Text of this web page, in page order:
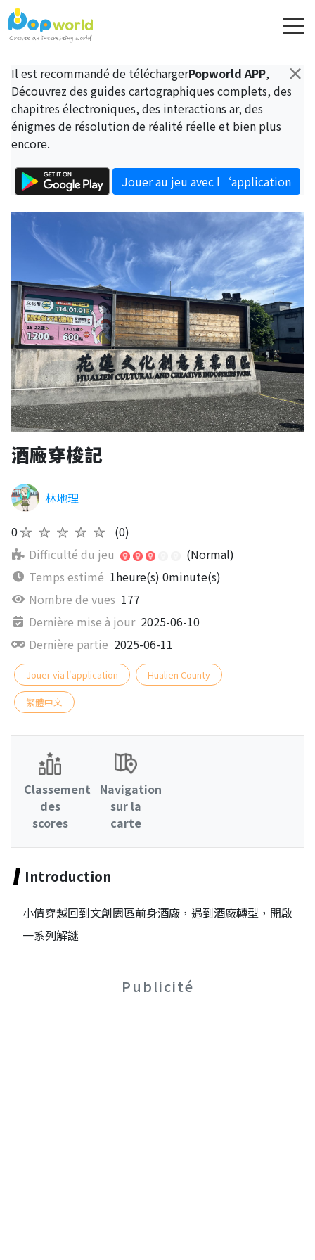
×
Il est recommandé de téléchargerPopworld APP,
Découvrez des guides cartographiques complets, des
chapitres électroniques, des interactions ar, des
énigmes de résolution de réalité réelle et bien plus
encore.
Jouer au jeu avec l‘application
酒廠穿梭記
林地理
0★★★★★
(0)
Difficulté du jeu
(Normal)
Temps estimé 1heure(s) 0minute(s)
Nombre de vues 177
Dernière mise à jour 2025-06-10
Dernière partie 2025-06-11
Jouer via l'application Hualien County
繁體中文
Classement
des
scores
Navigation
sur la
carte
Introduction
小倩穿越回到文創園區前身酒廠，遇到酒廠轉型，開啟
一系列解謎
Publicité